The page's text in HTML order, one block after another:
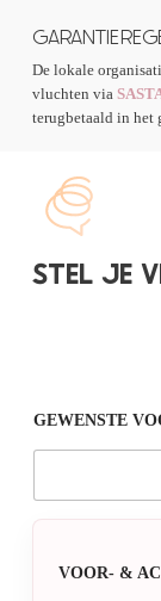
De lokale
vluchten via
terugbetaald in het
STEL JE
GEWENSTE
VOOR- &